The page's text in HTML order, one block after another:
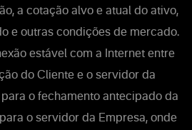
a cotação alvo e atual do ativo,
e outras condições de mercado.
estável com a Internet entre
do Cliente e o servidor da
o fechamento antecipado da
o servidor da Empresa, onde